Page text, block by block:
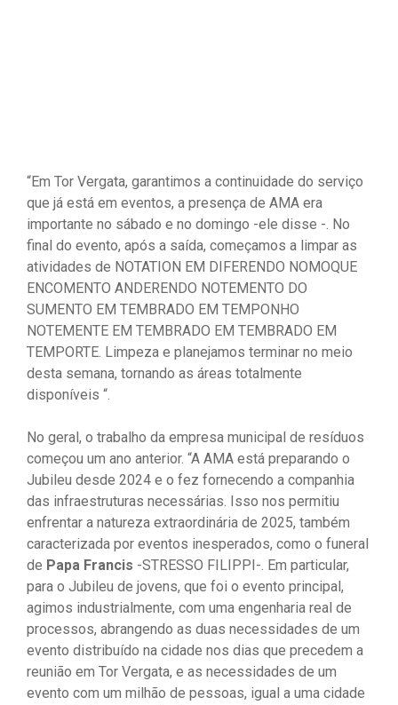
“Em Tor Vergata, garantimos a continuidade do serviço
que já está em eventos, a presença de AMA era
importante no sábado e no domingo -ele disse -. No
final do evento, após a saída, começamos a limpar as
atividades de NOTATION EM DIFERENDO NOMOQUE
ENCOMENTO ANDERENDO NOTEMENTO DO
SUMENTO EM TEMBRADO EM TEMPONHO
NOTEMENTE EM TEMBRADO EM TEMBRADO EM
TEMPORTE. Limpeza e planejamos terminar no meio
desta semana, tornando as áreas totalmente
disponíveis “.
No geral, o trabalho da empresa municipal de resíduos
começou um ano anterior. “A AMA está preparando o
Jubileu desde 2024 e o fez fornecendo a companhia
das infraestruturas necessárias. Isso nos permitiu
enfrentar a natureza extraordinária de 2025, também
caracterizada por eventos inesperados, como o funeral
de Papa Francis -STRESSO FILIPPI-. Em particular,
para o Jubileu de jovens, que foi o evento principal,
agimos industrialmente, com uma engenharia real de
processos, abrangendo as duas necessidades de um
evento distribuído na cidade nos dias que precedem a
reunião em Tor Vergata, e as necessidades de um
evento com um milhão de pessoas, igual a uma cidade